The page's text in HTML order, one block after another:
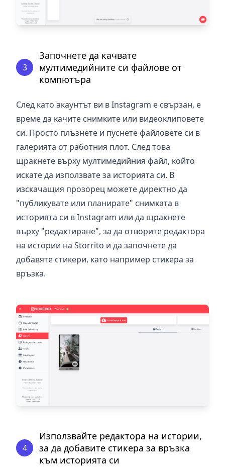
3
Започнете да качвате
мултимедийните си файлове от
компютъра
След като акаунтът ви в Instagram е свързан, е
време да качите снимките или видеоклиповете
си. Просто плъзнете и пуснете файловете си в
галерията от работния плот. След това
щракнете върху мултимедийния файл, който
искате да използвате за историята си. В
изскачащия прозорец можете директно да
"публикувате или планирате" снимката в
историята си в Instagram или да щракнете
върху "редактиране", за да отворите редактора
на истории на Storrito и да започнете да
добавяте стикери, като например стикера за
връзка.
4
Използвайте редактора на истории,
за да добавите стикера за връзка
към историята си